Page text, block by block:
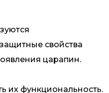
свойства
царапин.
их функциональность.